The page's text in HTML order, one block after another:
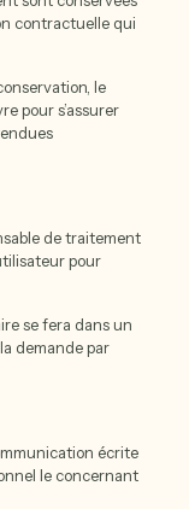
contractuelle qui
le
pour s’assurer
de traitement
pour
se fera dans un
demande par
écrite
le concernant